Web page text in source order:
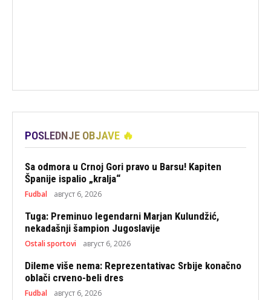
POSLEDNJE OBJAVE 🔥
Sa odmora u Crnoj Gori pravo u Barsu! Kapiten
Španije ispalio „kralja“
Fudbal август 6, 2026
Tuga: Preminuo legendarni Marjan Kulundžić,
nekadašnji šampion Jugoslavije
Ostali sportovi август 6, 2026
Dileme više nema: Reprezentativac Srbije konačno
oblači crveno-beli dres
Fudbal август 6, 2026